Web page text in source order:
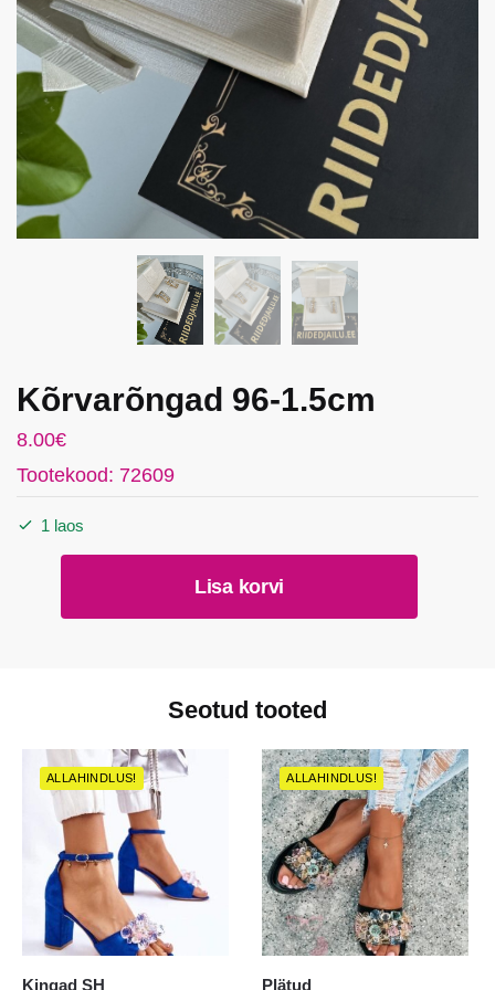
Kõrvarõngad 96-1.5cm
8.00€
Tootekood: 72609
1 laos
Lisa korvi
m
a
i
l
Seotud tooted
ALLAHINDLUS!
Kingad SH
ALLAHINDLUS!
Plätud